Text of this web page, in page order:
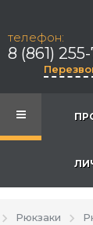
телефон:
8 (861)
Рюкзаки